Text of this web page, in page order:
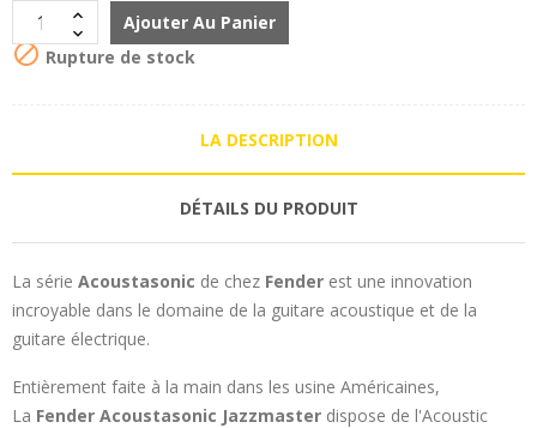
Ajouter Au Panier
 Rupture de stock
LA DESCRIPTION
DÉTAILS DU PRODUIT
La série Acoustasonic de chez Fender est une innovation
incroyable dans le domaine de la guitare acoustique et de la
guitare électrique.
Entièrement faite à la main dans les usine Américaines,
La Fender Acoustasonic Jazzmaster dispose de l'Acoustic